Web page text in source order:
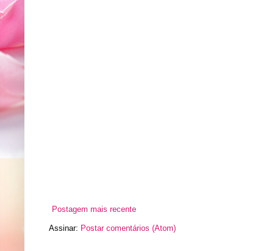
Postagem mais recente
Assinar: Postar comentários (Atom)